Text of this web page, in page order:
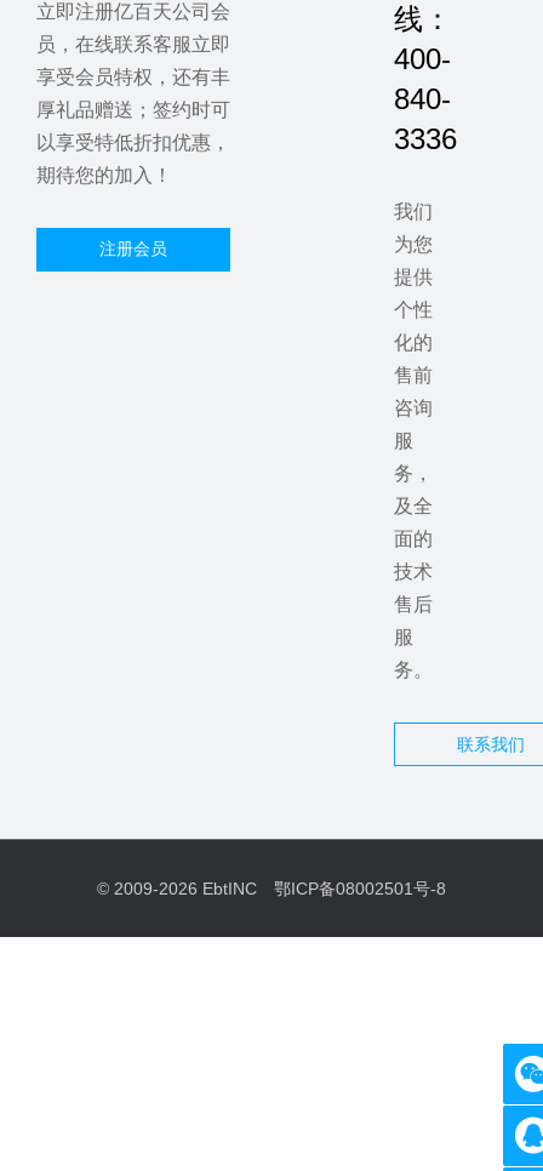
立即注册亿百天公司会
员，在线联系客服立即
享受会员特权，还有丰
厚礼品赠送；签约时可
以享受特低折扣优惠，
期待您的加入！
注册会员
线：
400-
840-
3336
我们
为您
提供
个性
化的
售前
咨询
服
务，
及全
面的
技术
售后
服
务。
联系我们
© 2009-2026 EbtINC 鄂ICP备08002501号-8